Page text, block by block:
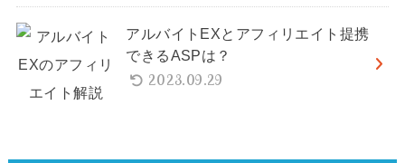
アルバイトEXとアフィリエイト提携
できるASPは？
2023.09.29